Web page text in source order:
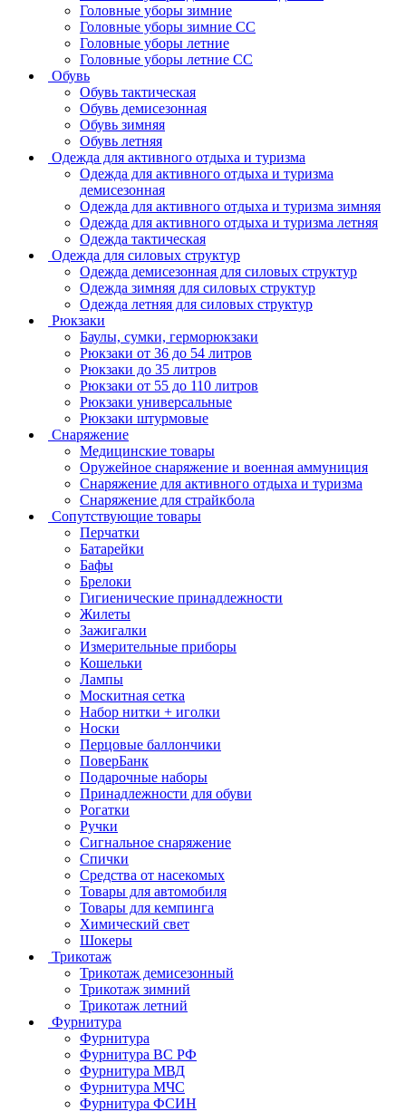
Головные уборы зимние
Головные уборы зимние СС
Головные уборы летние
Головные уборы летние СС
Обувь
Обувь тактическая
Обувь демисезонная
Обувь зимняя
Обувь летняя
Одежда для активного отдыха и туризма
Одежда для активного отдыха и туризма
демисезонная
Одежда для активного отдыха и туризма зимняя
Одежда для активного отдыха и туризма летняя
Одежда тактическая
Одежда для силовых структур
Одежда демисезонная для силовых структур
Одежда зимняя для силовых структур
Одежда летняя для силовых структур
Рюкзаки
Баулы, сумки, герморюкзаки
Рюкзаки от 36 до 54 литров
Рюкзаки до 35 литров
Рюкзаки от 55 до 110 литров
Рюкзаки универсальные
Рюкзаки штурмовые
Снаряжение
Медицинские товары
Оружейное снаряжение и военная аммуниция
Снаряжение для активного отдыха и туризма
Снаряжение для страйкбола
Сопутствующие товары
Перчатки
Батарейки
Бафы
Брелоки
Гигиенические принадлежности
Жилеты
Зажигалки
Измерительные приборы
Кошельки
Лампы
Москитная сетка
Набор нитки + иголки
Носки
Перцовые баллончики
ПоверБанк
Подарочные наборы
Принадлежности для обуви
Рогатки
Ручки
Сигнальное снаряжение
Спички
Средства от насекомых
Товары для автомобиля
Товары для кемпинга
Химический свет
Шокеры
Трикотаж
Трикотаж демисезонный
Трикотаж зимний
Трикотаж летний
Фурнитура
Фурнитура
Фурнитура ВС РФ
Фурнитура МВД
Фурнитура МЧС
Фурнитура ФСИН